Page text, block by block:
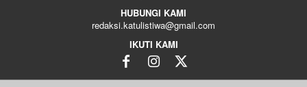
HUBUNGI KAMI
redaksi.katulistiwa@gmail.com
IKUTI KAMI